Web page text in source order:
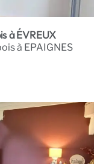
à ÉVREUX
à EPAIGNES